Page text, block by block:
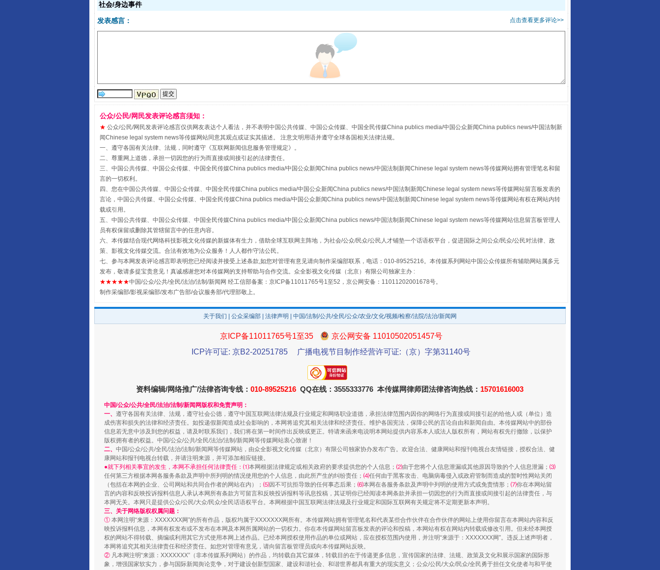
全民健身五年计划来了！等你上场 事关残疾人未来5年 让传统村落焕发生机
规模最大的光氢储一体化项目
国家大学科技园优化重塑工作 镜头丨大暑三秋近 山西：不断增强治理腐败综合效能
社会/身边事件
点击查看更多评论>>
发表感言：
公众/公民/网民发表评论感言须知：
★ 公众/公民/网民发表评论感言仅供网友表达个人看法，并不表明中国公共传媒、中国公众传媒、中国全民传媒China publics media/中国公众新闻China publics news/中国法制新
闻Chinese legal system news等传媒网站同意其观点或证实其描述。 注意文明用语并遵守全球各国相关法律法规。
一、遵守各国有关法律、法规，同时遵守《互联网新闻信息服务管理规定》。
二、尊重网上道德，承担一切因您的行为而直接或间接引起的法律责任。
三、中国公共传媒、中国公众传媒、中国全民传媒China publics media/中国公众新闻China publics news/中国法制新闻Chinese legal system news等传媒网站拥有管理笔名和留
言的一切权利。
四、您在中国公共传媒、中国公众传媒、中国全民传媒China publics media/中国公众新闻China publics news/中国法制新闻Chinese legal system news等传媒网站留言板发表的
言论，中国公共传媒、中国公众传媒、中国全民传媒China publics media/中国公众新闻China publics news/中国法制新闻Chinese legal system news等传媒网站有权在网站内转
载或引用。
五、中国公共传媒、中国公众传媒、中国全民传媒China publics media/中国公众新闻China publics news/中国法制新闻Chinese legal system news等传媒网站信息留言板管理人
员有权保留或删除其管辖留言中的任意内容。
六、本传媒结合现代网络科技影视文化传媒的新媒体有生力，借助全球互联网主阵地，为社会/公众/民众/公民人才铺垫一个话语权平台，促进国际之间公众/民众/公民对法律、政
策、影视文化传媒交流。合法有效地为公众服务！人人都作守法公民。
七、参与本网发表评论感言即表明您已经阅读并接受上述条款,如您对管理有意见请向制作采编部联系，电话：010-89525216。本传媒系列网站中国公众传媒所有辅助网站属多元
发布，敬请多提宝贵意见！真诚感谢您对本传媒网的支持帮助与合作交流。众全影视文化传媒（北京）有限公司独家主办 :
★★★★★中国/公众/公共/全民/法治/法制/新闻网 经工信部备案：京ICP备11011765号1至52，京公网安备：11011202001678号。
制作采编部/影视采编部/发布广告部/会议服务部/代理部敬上。
关于我们 公众采编部 法律声明 | 中国/法制/公共/全民/公众/农业/文化/视频/检察/法院/法治/新闻网
京ICP备11011765号1至35
京公网安备 11010502051457号
ICP许可证: 京B2-20251785
广播电视节目制作经营许可证:（京）字第31140号
资料编辑/网络推广/法律咨询专线： 010-89525216 QQ在线：3555333776 本传媒网律师团法律咨询热线： 15701616003
中国/公众/公共/全民/法治/法制/新闻网版权和免责声明：
一、 遵守各国有关法律、法规，遵守社会公德，遵守中国互联网法律法规及行业规定和网络职业道德，承担法律范围内因你的网络行为直接或间接引起的给他人或（单位）造
成伤害和损失的法律和经济责任。如投递假新闻造成社会影响的，本网将追究其相关法律和经济责任。维护各国宪法，保障公民的言论自由和新闻自由。本传媒网站中的部份
信息若无意中涉及到您的权益，请及时联系我们，我们将在第一时间作出反映或更正。特请来函来电说明本网站提供内容系本人或法人版权所有，网站有权先行撤除，以保护
版权拥有者的权益。中国/公众/公共/全民/法治/法制/新闻网等传媒网站衷心致谢！
二、 中国/公众/公共/全民/法治/法制/新闻网等传媒网站，由众全影视文化传媒（北京）有限公司独家协办发布广告。欢迎合法、健康网站和报刊电视台友情链接，授权合法、健
康网站和报刊电视台转载，并请注明来源，并可添加相应链接。
●就下列相关事宜的发生，本网不承担任何法律责任：⑴本网根据法律规定或相关政府的要求提供您的个人信息； ⑵由于您将个人信息泄漏或其他原因导致的个人信息泄漏； ⑶
任何第三方根据本网各服务条款及声明中所列明的情况使用您的个人信息，由此所产生的纠纷责任； ⑷任何由于黑客攻击、电脑病毒侵入或政府管制而造成的暂时性网站关闭
（包括在本网的企业、公司网站和共同合作者的网站在内）； ⑸因不可抗拒导致的任何事态后果； ⑹本网在各服务条款及声明中列明的使用方式或免责情形； ⑺你在本网站留
言的内容和反映投诉报料信息人承认本网所有条款方可留言和反映投诉报料等讯息投稿，其证明你已经阅读本网条款并承担一切因您的行为而直接或间接引起的法律责任，与
本网无关。本网只是提供公众/公民/大众/民众/全民话语权平台。本网根据中国互联网法律法规及行业规定和国际互联网有关规定将不定期更新本声明。
三、关于网络版权权属问题：
① 本网注明“来源：XXXXXXX网”的所有作品，版权均属于XXXXXXX网所有。本传媒网站拥有管理笔名和代表某些合作伙伴在合作伙伴的网站上使用你留言在本网站内容和反
映投诉报料信息，本网有权发布或不发布在本网及本网所属网站的一切权力。你在本传媒网站留言板发表的评论和投稿，本网站有权在网站内转载或修改引用。但未经本网授
权的网站不得转载、摘编或利用其它方式使用本网上述作品。已经本网授权使用作品的单位或网站，应在授权范围内使用，并注明“来源于：XXXXXXX网”。违反上述声明者，
本网将追究其相关法律责任和经济责任。如您对管理有意见，请向留言板管理员或向本传媒网站反映。
② 凡本网注明“来源：XXXXXXX”（非本传媒系列网站）的作品，均转载自其它媒体，转载目的在于传递更多信息，宣传国家的法律、法规、政策及文化和展示国家的国际形
象，增强国家软实力，参与国际新闻舆论竞争，对于建设创新型国家、建设和谐社会、和谐世界都具有重大的现实意义；公众/公民/大众/民众/全民勇于担任文化使者与和平使